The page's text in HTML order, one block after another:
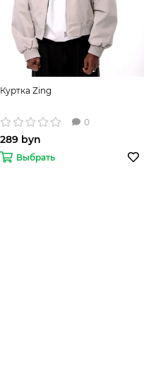
Куртка Zing
0
289 byn
Выбрать